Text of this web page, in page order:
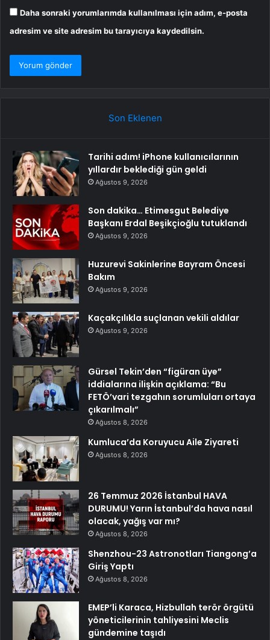
Daha sonraki yorumlarımda kullanılması için adım, e-posta
adresim ve site adresim bu tarayıcıya kaydedilsin.
Son Eklenen
Tarihi adım! iPhone kullanıcılarının
yıllardır beklediği gün geldi
Ağustos 9, 2026
Son dakika… Etimesgut Belediye
Başkanı Erdal Beşikçioğlu tutuklandı
Ağustos 9, 2026
Huzurevi Sakinlerine Bayram Öncesi
Bakım
Ağustos 9, 2026
Kaçakçılıkla suçlanan vekili aldılar
Ağustos 9, 2026
Gürsel Tekin’den “figüran üye”
iddialarına ilişkin açıklama: “Bu
FETÖ’vari tezgahın sorumluları ortaya
çıkarılmalı”
Ağustos 8, 2026
Kumluca’da Koruyucu Aile Ziyareti
Ağustos 8, 2026
26 Temmuz 2026 İstanbul HAVA
DURUMU! Yarın İstanbul’da hava nasıl
olacak, yağış var mı?
Ağustos 8, 2026
Shenzhou-23 Astronotları Tiangong’a
Giriş Yaptı
Ağustos 8, 2026
EMEP’li Karaca, Hizbullah terör örgütü
yöneticilerinin tahliyesini Meclis
gündemine taşıdı